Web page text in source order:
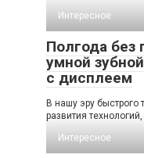
Интересное
Полгода без
умной
с дисплеем
В нашу эру быстрого
развития
Интересное